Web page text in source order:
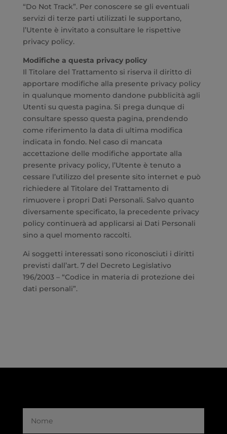
“Do Not Track”. Per conoscere se gli eventuali
servizi di terze parti utilizzati le supportano,
l’Utente è invitato a consultare le rispettive
privacy policy.
Modifiche a questa privacy policy
Il Titolare del Trattamento si riserva il diritto di
apportare modifiche alla presente privacy policy
in qualunque momento dandone pubblicità agli
Utenti su questa pagina. Si prega dunque di
consultare spesso questa pagina, prendendo
come riferimento la data di ultima modifica
indicata in fondo. Nel caso di mancata
accettazione delle modifiche apportate alla
presente privacy policy, l’Utente è tenuto a
cessare l’utilizzo del presente sito internet e può
richiedere al Titolare del Trattamento di
rimuovere i propri Dati Personali. Salvo quanto
diversamente specificato, la precedente privacy
policy continuerà ad applicarsi ai Dati Personali
sino a quel momento raccolti.
Ai soggetti interessati sono riconosciuti i diritti
previsti dall’art. 7 del Decreto Legislativo
196/2003 – “Codice in materia di protezione dei
dati personali”.